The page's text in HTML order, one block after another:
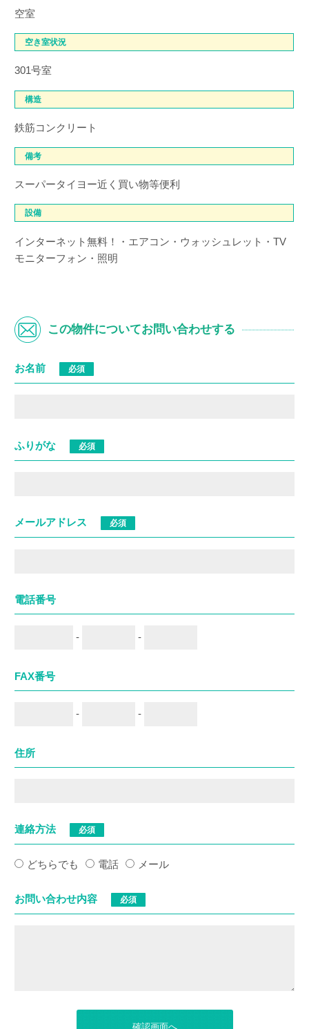
空室
空き室状況
301号室
構造
鉄筋コンクリート
備考
スーパータイヨー近く買い物等便利
設備
インターネット無料！・エアコン・ウォッシュレット・TV
モニターフォン・照明
この物件についてお問い合わせする
お名前 必須
ふりがな 必須
メールアドレス 必須
電話番号
- -
FAX番号
- -
住所
連絡方法 必須
どちらでも 電話 メール
お問い合わせ内容 必須